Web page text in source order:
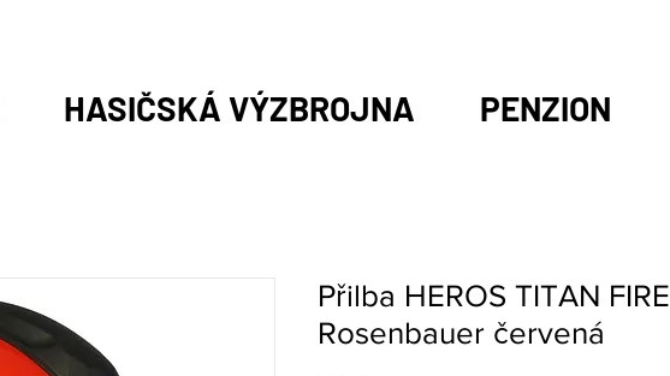
HASIČSKÁ VÝZBROJNA PENZION
Přilba HEROS TITAN FIRE
Rosenbauer červená